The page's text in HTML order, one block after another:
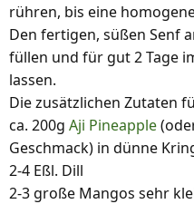
rühren, bis eine
Den fertigen, süßen Senf
füllen und für gut 2 Tage
lassen.
Die zusätzlichen Zutaten
ca. 200g Aji Pineapple
Geschmack) in dünne
2-4 Eßl. Dill
2-3 große Mangos sehr